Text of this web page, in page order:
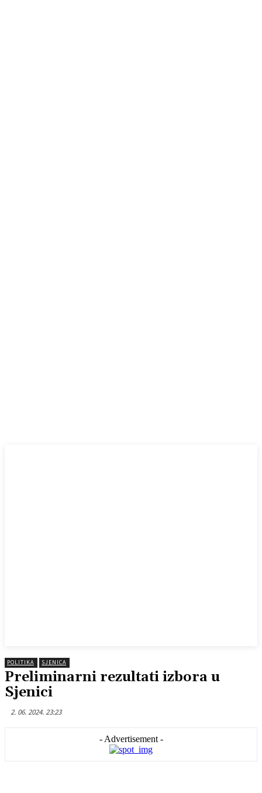
POLITIKA SJENICA
Preliminarni rezultati izbora u
Sjenici
2. 06. 2024. 23:23
- Advertisement -